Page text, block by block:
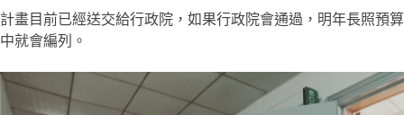
計畫目前已經送交給行政院，如果行政院會通過，明年長照預算
中就會編列。